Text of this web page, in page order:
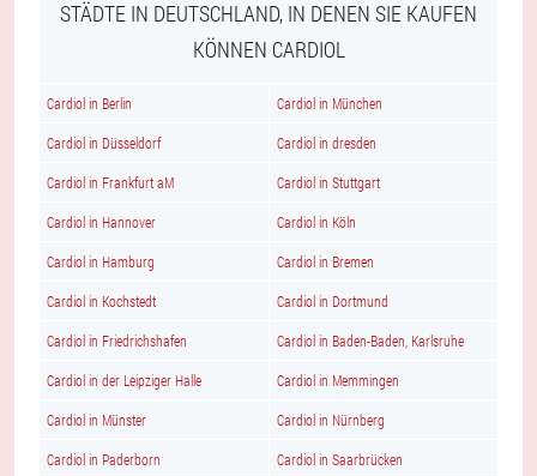
STÄDTE IN DEUTSCHLAND, IN DENEN SIE KAUFEN
KÖNNEN CARDIOL
Cardiol in Berlin Cardiol in München
Cardiol in Düsseldorf Cardiol in dresden
Cardiol in Frankfurt aM Cardiol in Stuttgart
Cardiol in Hannover Cardiol in Köln
Cardiol in Hamburg Cardiol in Bremen
Cardiol in Kochstedt Cardiol in Dortmund
Cardiol in Friedrichshafen Cardiol in Baden-Baden, Karlsruhe
Cardiol in der Leipziger Halle Cardiol in Memmingen
Cardiol in Münster Cardiol in Nürnberg
Cardiol in Paderborn Cardiol in Saarbrücken